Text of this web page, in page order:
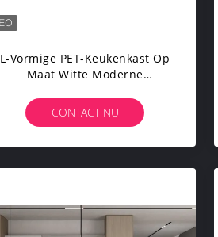
L-Vormige PET-Keukenkast Op
Maat Witte Moderne
CONTACT NU